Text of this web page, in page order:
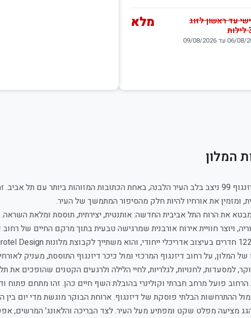
עד ראשון לזוג
עד 09/08/2026
מלא
המלון
מלון דיזנגוף 99 ניצב בלב העיר הלבנה, באחת הכתובות המזוהות ביותר עם תל
ומזמין את אורחיו להיות חלק מהסיפור המתמשך של העיר.
את הרוח התל אביבית החדשה: אותנטית, יצירתית, תוססת ומלאת
ויוצר חוויית אירוח אורבנית שמרגישה טבעית בתוך מרקם החיים של רחוב
של המלון, על רחוב דיזנגוף המרכזי ומול כיכר דיזנגוף התוססת, מעניק
למסעדות, לחנויות, לגלריות, לחיי הלילה ולרגעים הקטנים שהופכים את
פועל מרחב חברתי וקולינרי בהובלת השף חיים כהן. זהו מתחם
ההתרחשות הבלתי פוסקת של דיזנגוף. ארוחת הבוקר מוגשת מדי יום בין השעות 07:30–10:30,
מציעה מפלט שקט ומפתיע מעל העיר. לצד הבריכה והלאונג' המרשים,